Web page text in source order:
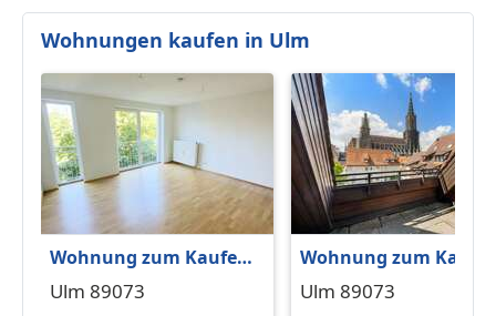
Wohnungen kaufen in Ulm
Wohnung zum Kaufen
in Ulm 299.000 € 69.8
Ulm 89073
Wohnung zum
in Ulm 695.000 € 120
Ulm 89073